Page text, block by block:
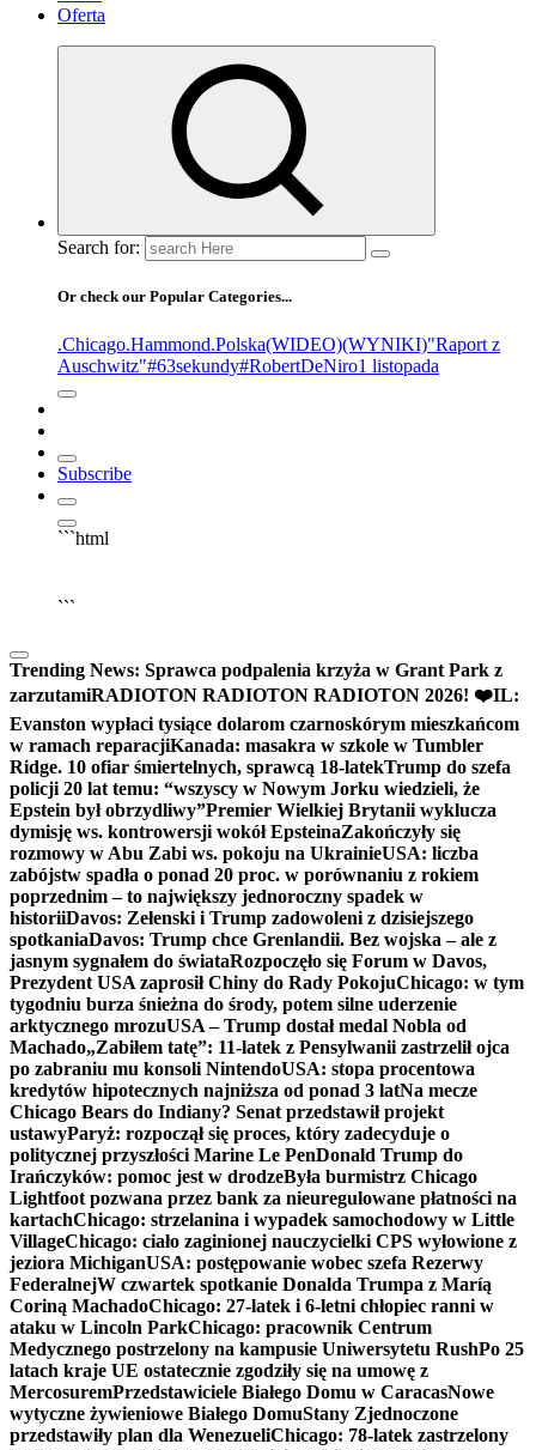
Oferta
Search for:
Or check our Popular Categories...
.Chicago.Hammond.Polska(WIDEO)(WYNIKI)"Raport z
Auschwitz"#63sekundy#RobertDeNiro1 listopada
Subscribe
```html
```
Trending News: Sprawca podpalenia krzyża w Grant Park z
zarzutamiRADIOTON RADIOTON RADIOTON 2026! ❤️IL:
Evanston wypłaci tysiące dolarom czarnoskórym mieszkańcom
w ramach reparacjiKanada: masakra w szkole w Tumbler
Ridge. 10 ofiar śmiertelnych, sprawcą 18-latekTrump do szefa
policji 20 lat temu: “wszyscy w Nowym Jorku wiedzieli, że
Epstein był obrzydliwy”Premier Wielkiej Brytanii wyklucza
dymisję ws. kontrowersji wokół EpsteinaZakończyły się
rozmowy w Abu Zabi ws. pokoju na UkrainieUSA: liczba
zabójstw spadła o ponad 20 proc. w porównaniu z rokiem
poprzednim – to największy jednoroczny spadek w
historiiDavos: Zełenski i Trump zadowoleni z dzisiejszego
spotkaniaDavos: Trump chce Grenlandii. Bez wojska – ale z
jasnym sygnałem do świataRozpoczęło się Forum w Davos,
Prezydent USA zaprosił Chiny do Rady PokojuChicago: w tym
tygodniu burza śnieżna do środy, potem silne uderzenie
arktycznego mrozuUSA – Trump dostał medal Nobla od
Machado„Zabiłem tatę”: 11-latek z Pensylwanii zastrzelił ojca
po zabraniu mu konsoli NintendoUSA: stopa procentowa
kredytów hipotecznych najniższa od ponad 3 latNa mecze
Chicago Bears do Indiany? Senat przedstawił projekt
ustawyParyż: rozpoczął się proces, który zadecyduje o
politycznej przyszłości Marine Le PenDonald Trump do
Irańczyków: pomoc jest w drodzeByła burmistrz Chicago
Lightfoot pozwana przez bank za nieuregulowane płatności na
kartachChicago: strzelanina i wypadek samochodowy w Little
VillageChicago: ciało zaginionej nauczycielki CPS wyłowione z
jeziora MichiganUSA: postępowanie wobec szefa Rezerwy
FederalnejW czwartek spotkanie Donalda Trumpa z Maríą
Coriną MachadoChicago: 27-latek i 6-letni chłopiec ranni w
ataku w Lincoln ParkChicago: pracownik Centrum
Medycznego postrzelony na kampusie Uniwersytetu RushPo 25
latach kraje UE ostatecznie zgodziły się na umowę z
MercosuremPrzedstawiciele Białego Domu w CaracasNowe
wytyczne żywieniowe Białego DomuStany Zjednoczone
przedstawiły plan dla WenezueliChicago: 78-latek zastrzelony